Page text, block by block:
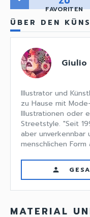
FAVORITEN
ÜBER DEN
Illustrator und
zu Hause mit
Illustrationen oder
Streetstyle. "Seit
aber unverkennbar
menschlichen Form
person
MATERIAL